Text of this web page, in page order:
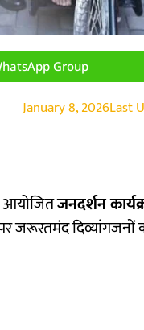
Group
January 8, 2026Last
आयोजितजनदर्शन
जरूरतमंद दिव्यांगजनों